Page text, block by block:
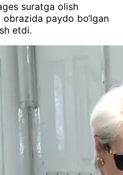
suratga olish
paydo bo‘lgan
etdi.